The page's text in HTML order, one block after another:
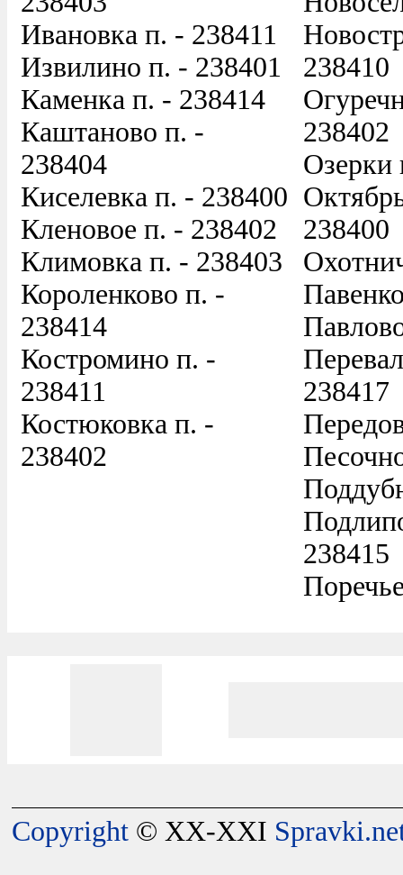
Ивановка п. - 238411
Извилино п. - 238401
Каменка п. - 238414
Каштаново п. -
238404
Киселевка п. - 238400
Кленовое п. - 238402
Климовка п. - 238403
Короленково п. -
238414
Костромино п. -
238411
Костюковка п. -
238402
238410
238402
Озерки
238400
238417
238415
Copyright © XX-XXI